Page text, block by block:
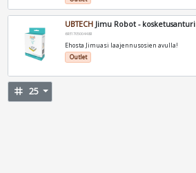
UBTECH Jimu Robot - kosketusanturi
6931705004489
Ehosta Jimuasi laajennusosien avulla!
Outlet
tag 25